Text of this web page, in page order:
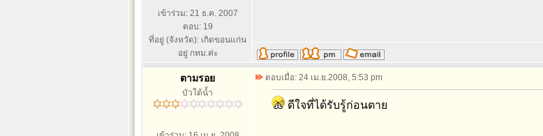
เข้าร่วม: 21 ธ.ค. 2007
ตอบ: 19
ที่อยู่ (จังหวัด): เกิดขอนแก่น
อยู่ กทม.ค่ะ
ตามรอย
บัวใต้น้ำ
ตอบเมื่อ: 24 เม.ย.2008, 5:53 pm
ดีใจที่ได้รับรู้ก่อนตาย